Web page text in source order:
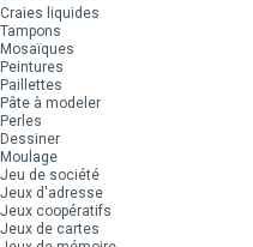
Craies liquides
Tampons
Mosaïques
Peintures
Paillettes
Pâte à modeler
Perles
Dessiner
Moulage
Jeu de société
Jeux d'adresse
Jeux coopératifs
Jeux de cartes